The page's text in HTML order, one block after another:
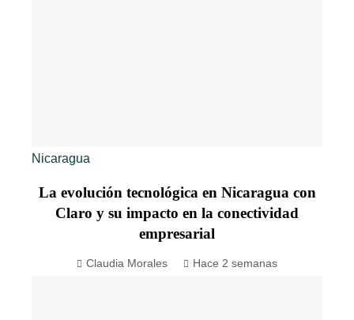
Nicaragua
La evolución tecnológica en Nicaragua con
Claro y su impacto en la conectividad
empresarial
Claudia Morales Hace 2 semanas